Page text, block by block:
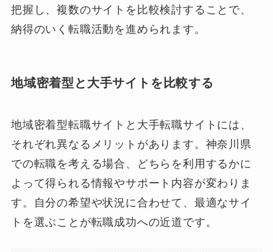
把握し、複数のサイトを比較検討することで、
納得のいく転職活動を進められます。
地域密着型と大手サイトを比較する
地域密着型転職サイトと大手転職サイトには、
それぞれ異なるメリットがあります。神奈川県
での転職を考える場合、どちらを利用するかに
よって得られる情報やサポート内容が変わりま
す。自分の希望や状況に合わせて、最適なサイ
トを選ぶことが転職成功への近道です。